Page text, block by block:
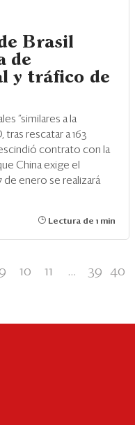
Brasil
de
y tráfico de
“similares a la
tras rescatar a 163
contrato con la
China exige el
de enero se realizará
Lectura de 1 min
10 11 ... 39 40